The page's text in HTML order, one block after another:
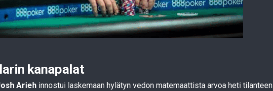
kanapalat
Arieh innostui laskemaan hylätyn vedon matemaattista arvoa heti tilanteen